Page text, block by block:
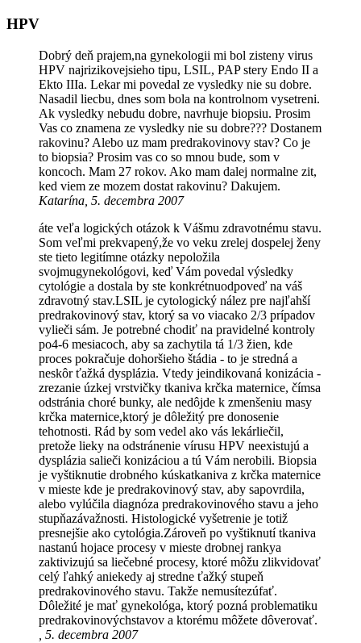
HPV
Dobrý deň prajem,na gynekologii mi bol zisteny virus
HPV najrizikovejsieho tipu, LSIL, PAP stery Endo II a
Ekto IIIa. Lekar mi povedal ze vysledky nie su dobre.
Nasadil liecbu, dnes som bola na kontrolnom vysetreni.
Ak vysledky nebudu dobre, navrhuje biopsiu. Prosim
Vas co znamena ze vysledky nie su dobre??? Dostanem
rakovinu? Alebo uz mam predrakovinovy stav? Co je
to biopsia? Prosim vas co so mnou bude, som v
koncoch. Mam 27 rokov. Ako mam dalej normalne zit,
ked viem ze mozem dostat rakovinu? Dakujem.
Katarína, 5. decembra 2007
áte veľa logických otázok k Vášmu zdravotnému stavu.
Som veľmi prekvapený,že vo veku zrelej dospelej ženy
ste tieto legitímne otázky nepoložila
svojmugynekológovi, keď Vám povedal výsledky
cytológie a dostala by ste konkrétnuodpoveď na váš
zdravotný stav.LSIL je cytologický nález pre najľahší
predrakovinový stav, ktorý sa vo viacako 2/3 prípadov
vylieči sám. Je potrebné chodiť na pravidelné kontroly
po4-6 mesiacoch, aby sa zachytila tá 1/3 žien, kde
proces pokračuje dohoršieho štádia - to je stredná a
neskôr ťažká dysplázia. Vtedy jeindikovaná konizácia -
zrezanie úzkej vrstvičky tkaniva krčka maternice, čímsa
odstránia choré bunky, ale nedôjde k zmenšeniu masy
krčka maternice,ktorý je dôležitý pre donosenie
tehotnosti. Rád by som vedel ako vás lekárliečil,
pretože lieky na odstránenie vírusu HPV neexistujú a
dysplázia salieči konizáciou a tú Vám nerobili. Biopsia
je vyštiknutie drobného kúskatkaniva z krčka maternice
v mieste kde je predrakovinový stav, aby sapovrdila,
alebo vylúčila diagnóza predrakovinového stavu a jeho
stupňazávažnosti. Histologické vyšetrenie je totiž
presnejšie ako cytológia.Zároveň po vyštiknutí tkaniva
nastanú hojace procesy v mieste drobnej rankya
zaktivizujú sa liečebné procesy, ktoré môžu zlikvidovať
celý ľahký aniekedy aj stredne ťažký stupeň
predrakovinového stavu. Takže nemusítezúfať.
Dôležité je mať gynekológa, ktorý pozná problematiku
predrakovinovýchstavov a ktorému môžete dôverovať.
, 5. decembra 2007